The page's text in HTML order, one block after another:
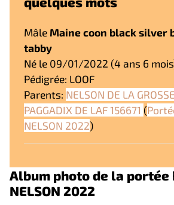
Mâle Maine coon black silver
tabby
Né le 09/01/2022 (4 ans 6
Pédigrée: LOOF
Parents: NELSON DE LA
PAGGADIX DE LAF 156671 (
NELSON 2022)
Album photo de la portée
NELSON 2022